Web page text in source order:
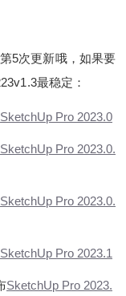
5次更新哦，如果要
最稳定：
SketchUp Pro 2023.0
SketchUp Pro 2023.0.
SketchUp Pro 2023.0.
SketchUp Pro 2023.1
SketchUp Pro 2023.
Pro 2023.0
月26日，发布S
在2023年9月0
2023.1.3 Sketc
了小功能
时更改场景时
个打开的 Sket
的问题。
法正常工作的
点击响应不准
擦除”模式下，悬